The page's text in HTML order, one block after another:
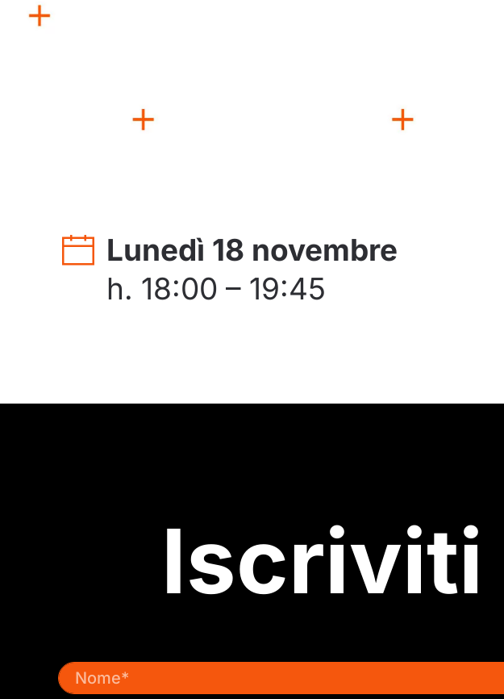
Lunedì 18 novembre
h. 18:00 – 19:45
Iscriviti